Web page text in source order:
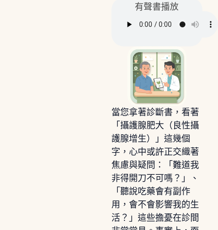
有聲書播放
當您拿著診斷書，看著
「攝護腺肥大（良性攝
護腺增生）」這幾個
字，心中或許正交織著
焦慮與疑問：「難道我
非得開刀不可嗎？」、
「聽說吃藥會有副作
用，會不會影響我的生
活？」這些擔憂在診間